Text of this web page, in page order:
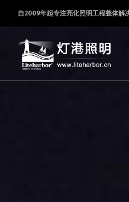
自2009年起专注亮化照明工程整体解